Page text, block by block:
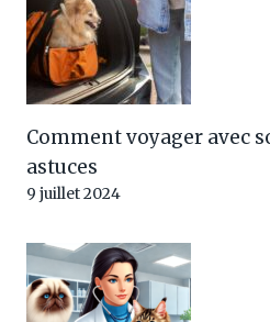
Comment voyager avec
astuces
9 juillet 2024